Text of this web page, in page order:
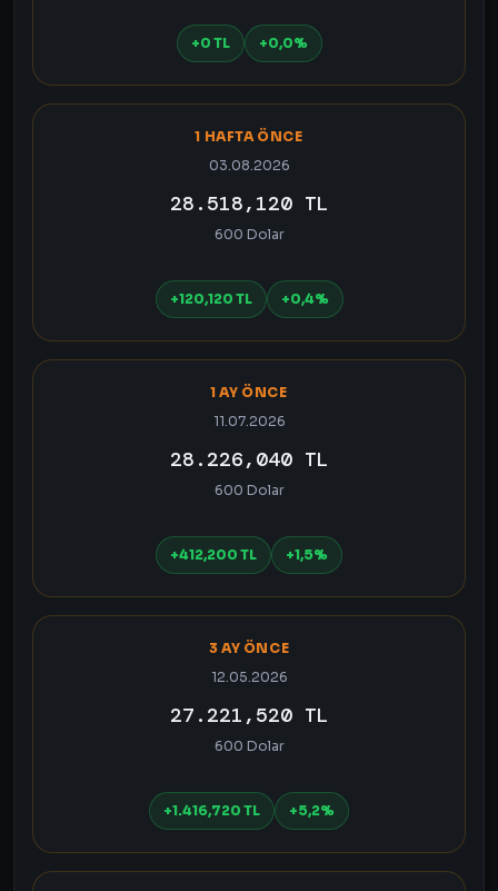
+0 TL +0,0%
1 HAFTA ÖNCE
03.08.2026
28.518,120 TL
600 Dolar
+120,120 TL +0,4%
1 AY ÖNCE
11.07.2026
28.226,040 TL
600 Dolar
+412,200 TL +1,5%
3 AY ÖNCE
12.05.2026
27.221,520 TL
600 Dolar
+1.416,720 TL +5,2%